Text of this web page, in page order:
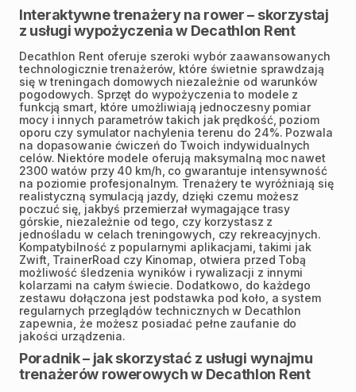
Interaktywne trenażery na rower – skorzystaj
z usługi wypożyczenia w Decathlon Rent
Decathlon Rent oferuje szeroki wybór zaawansowanych
technologicznie trenażerów, które świetnie sprawdzają
się w treningach domowych niezależnie od warunków
pogodowych. Sprzęt do wypożyczenia to modele z
funkcją smart, które umożliwiają jednoczesny pomiar
mocy i innych parametrów takich jak prędkość, poziom
oporu czy symulator nachylenia terenu do 24%. Pozwala
na dopasowanie ćwiczeń do Twoich indywidualnych
celów. Niektóre modele oferują maksymalną moc nawet
2300 watów przy 40 km/h, co gwarantuje intensywność
na poziomie profesjonalnym. Trenażery te wyróżniają się
realistyczną symulacją jazdy, dzięki czemu możesz
poczuć się, jakbyś przemierzał wymagające trasy
górskie, niezależnie od tego, czy korzystasz z
jednośladu w celach treningowych, czy rekreacyjnych.
Kompatybilność z popularnymi aplikacjami, takimi jak
Zwift, TrainerRoad czy Kinomap, otwiera przed Tobą
możliwość śledzenia wyników i rywalizacji z innymi
kolarzami na całym świecie. Dodatkowo, do każdego
zestawu dołączona jest podstawka pod koło, a system
regularnych przeglądów technicznych w Decathlon
zapewnia, że możesz posiadać pełne zaufanie do
jakości urządzenia.
Poradnik – jak skorzystać z usługi wynajmu
trenażerów rowerowych w Decathlon Rent